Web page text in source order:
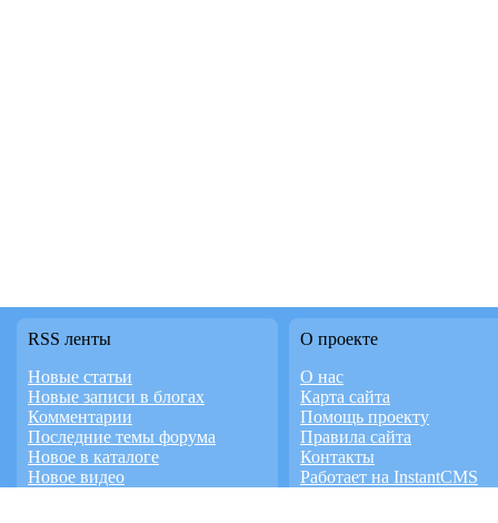
RSS ленты
Новые статьи
Новые записи в блогах
Комментарии
Последние темы форума
Новое в каталоге
Новое видео
О проекте
О нас
Карта сайта
Помощь проекту
Правила сайта
Контакты
Работает на InstantCMS